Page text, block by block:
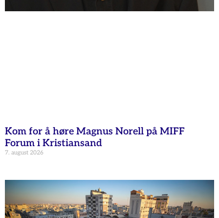
Kom for å høre Magnus Norell på MIFF
Forum i Kristiansand
7. august 2026